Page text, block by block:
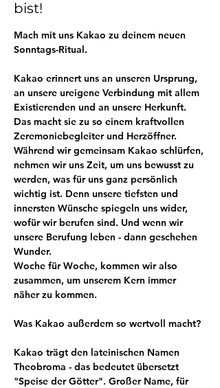
bist!
Mach mit uns Kakao zu deinem neuen
Sonntags-Ritual.
Kakao erinnert uns an unseren Ursprung,
an unsere ureigene Verbindung mit allem
Existierenden und an unsere Herkunft.
Das macht sie zu so einem kraftvollen
Zeremoniebegleiter und Herzöffner.
Während wir gemeinsam Kakao schlürfen,
nehmen wir uns Zeit, um uns bewusst zu
werden, was für uns ganz persönlich
wichtig ist. Denn unsere tiefsten und
innersten Wünsche spiegeln uns wider,
wofür wir berufen sind. Und wenn wir
unsere Berufung leben - dann geschehen
Wunder.
Woche für Woche, kommen wir also
zusammen, um unserem Kern immer
näher zu kommen.
Was Kakao außerdem so wertvoll macht?
Kakao trägt den lateinischen Namen
Theobroma - das bedeutet übersetzt
"Speise der Götter". Großer Name, für